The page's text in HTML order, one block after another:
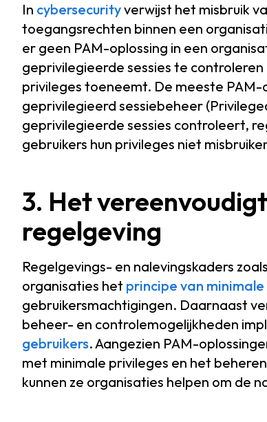
In cybersecurityverwijst het misbruik
toegangsrechten binnen een
er geen PAM-oplossing in een
geprivilegieerde sessies te
privileges toeneemt. De meeste
geprivilegieerd sessiebeheer
geprivilegieerde sessies controleert,
gebruikers hun privileges niet
3. Het
regelgeving
Regelgevings- en nalevingskaders zoals
organisaties het principe van
gebruikersmachtigingen. Daarnaast
beheer- en controlemogelijkheden
gebruikers. Aangezien PAM-
met minimale privileges en het
kunnen ze organisaties helpen om de